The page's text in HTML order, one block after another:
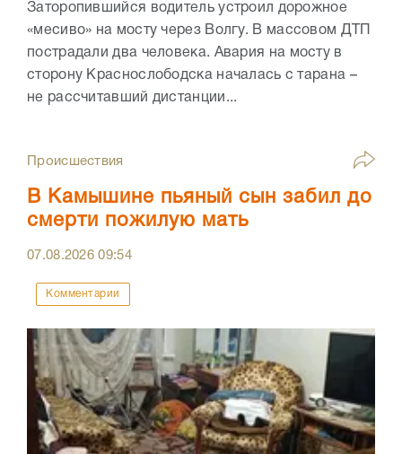
Заторопившийся водитель устроил дорожное
«месиво» на мосту через Волгу. В массовом ДТП
пострадали два человека. Авария на мосту в
сторону Краснослободска началась с тарана –
не рассчитавший дистанции...
Происшествия
В Камышине пьяный сын забил до
смерти пожилую мать
07.08.202609:54
Комментарии